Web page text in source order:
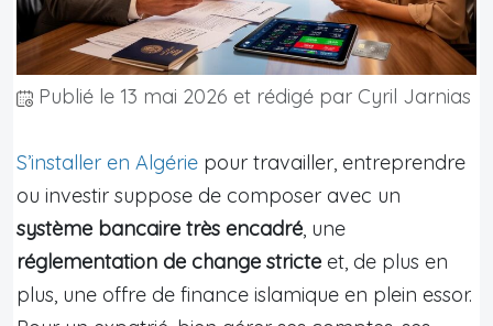
Publié le 13 mai 2026 et rédigé par Cyril Jarnias
S’installer en Algérie pour travailler, entreprendre
ou investir suppose de composer avec un
système bancaire très encadré, une
réglementation de change stricte et, de plus en
plus, une offre de finance islamique en plein essor.